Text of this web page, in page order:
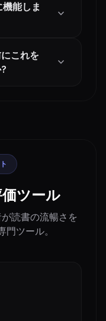
能しま
expand_more
これを
expand_more
ツール
読書の流暢さを
ツール。